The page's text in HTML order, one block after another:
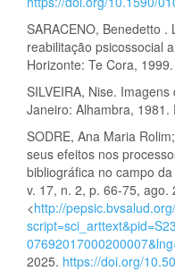
SARACENO, Benedetto
reabilitação psicossocial
Horizonte: Te Cora, 1999.
SILVEIRA, Nise.
Janeiro: Alhambra, 1981.
SODRE, Ana Maria
seus efeitos nos
bibliográfica no campo
v. 17, n. 2, p. 66-75, ago.
<http://
2025. https://doi.org/